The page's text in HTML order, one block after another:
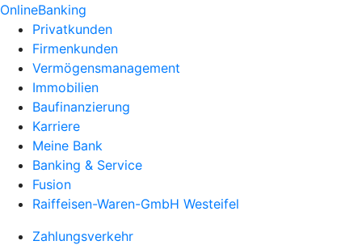
OnlineBanking
Privatkunden
Firmenkunden
Vermögensmanagement
Immobilien
Baufinanzierung
Karriere
Meine Bank
Banking & Service
Fusion
Raiffeisen-Waren-GmbH Westeifel
Zahlungsverkehr